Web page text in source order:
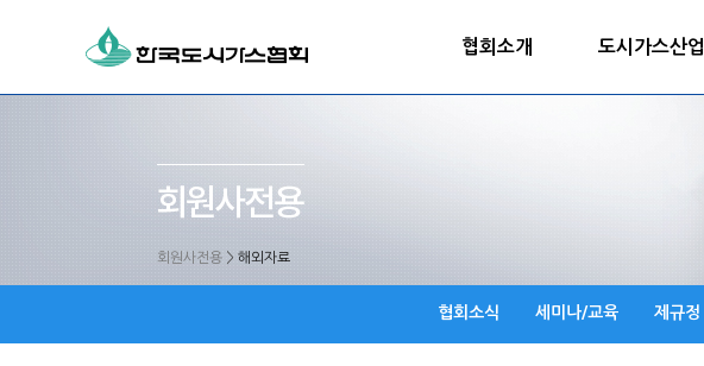
협회소개 도시가스산업
회원사전용 > 해외자료
협회소식 세미나/교육 제규정